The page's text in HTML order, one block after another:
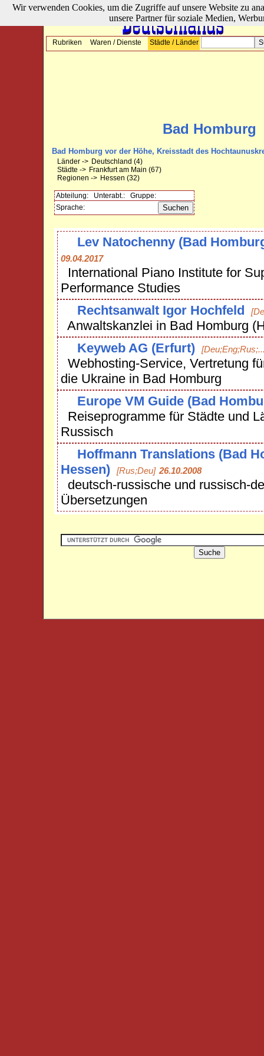
Rubriken Waren / Dienste Städte / Länder
Bad Homburg
Bad Homburg vor der Höhe, Kreisstadt des
Länder -> Deutschland (4)
Städte -> Frankfurt am Main (67)
Regionen -> Hessen (32)
Abteilung: Unterabt.:
Gruppe:
Sprache:
Lev Natochenny (Bad
09.04.2017
International Piano Institute for
Performance Studies
Rechtsanwalt Igor Hochfeld
Anwaltskanzlei in Bad Homburg
Keyweb AG (Erfurt)
Webhosting-Service, Vertretung
die Ukraine in Bad Homburg
Europe VM Guide (Bad
Reiseprogramme für Städte und
Russisch
Hoffmann Translations (Bad
Hessen)
[Rus;Deu] 26.10.2008
deutsch-russische und russisch-
Übersetzungen
Wir verwenden Cookies, um die Zugriffe auf unsere Website zu
unsere Partner für soziale Medien,